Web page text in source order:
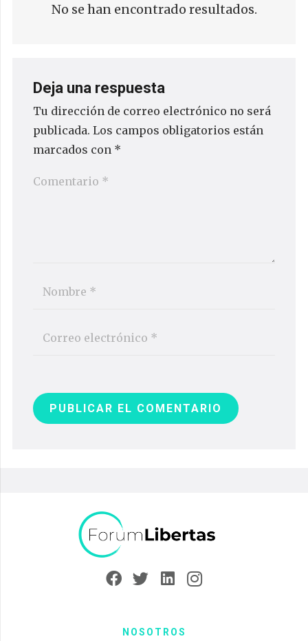
No se han encontrado resultados.
Deja una respuesta
Tu dirección de correo electrónico no será
publicada. Los campos obligatorios están
marcados con *
PUBLICAR EL COMENTARIO
NOSOTROS